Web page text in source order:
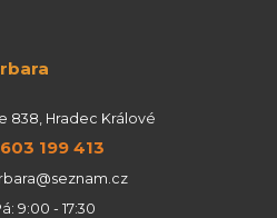
838, Hradec Králové
199 413
9:00 - 17:30